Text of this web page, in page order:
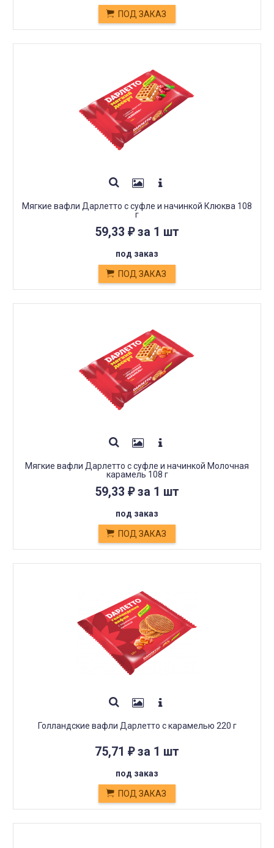
ПОД ЗАКАЗ
Мягкие вафли Дарлетто с суфле и начинкой Клюква 108
г
59,33 ₽за 1 шт
под заказ
ПОД ЗАКАЗ
Мягкие вафли Дарлетто с суфле и начинкой Молочная
карамель 108 г
59,33 ₽за 1 шт
под заказ
ПОД ЗАКАЗ
Голландские вафли Дарлетто с карамелью 220 г
75,71 ₽за 1 шт
под заказ
ПОД ЗАКАЗ